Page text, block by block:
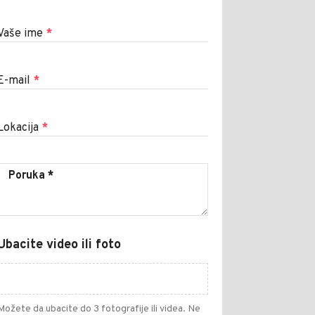
ime *
mail *
*
video ili foto
da ubacite do 3 fotografije ili videa. Ne